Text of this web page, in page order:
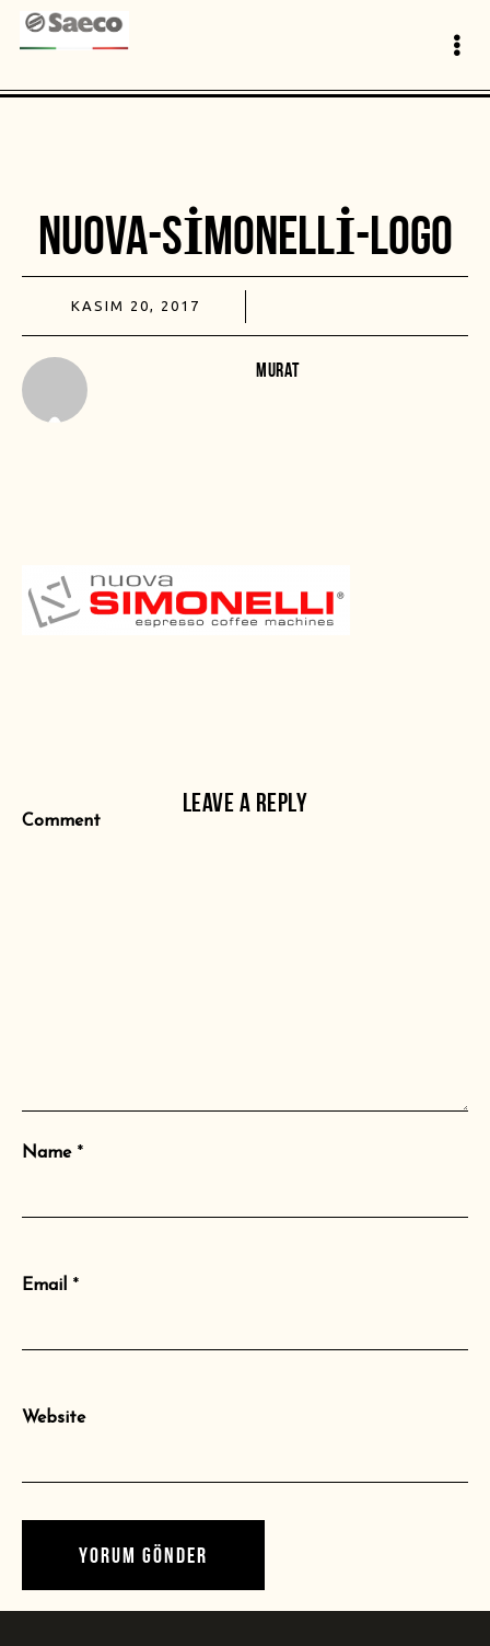
NUOVA-SIMONELLI-LOGO
KASIM 20, 2017
MURAT
LEAVE A REPLY
Comment
Name *
Email *
Website